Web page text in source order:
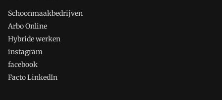
Schoonmaakbedrijven
Arbo Online
Hybride werken
instagram
facebook
Facto LinkedIn